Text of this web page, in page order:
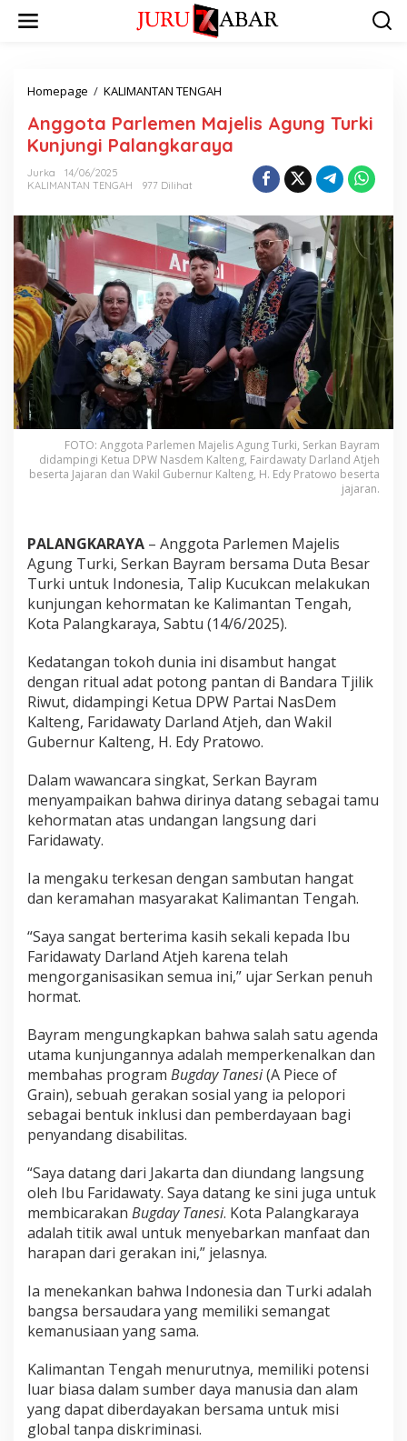
Homepage / KALIMANTAN TENGAH
Anggota Parlemen Majelis Agung Turki
Kunjungi Palangkaraya
Jurka
14/06/2025
KALIMANTAN TENGAH
977 Dilihat
FOTO: Anggota Parlemen Majelis Agung Turki, Serkan Bayram
didampingi Ketua DPW Nasdem Kalteng, Fairdawaty Darland Atjeh
beserta Jajaran dan Wakil Gubernur Kalteng, H. Edy Pratowo beserta
jajaran.
PALANGKARAYA – Anggota Parlemen Majelis
Agung Turki, Serkan Bayram bersama Duta Besar
Turki untuk Indonesia, Talip Kucukcan melakukan
kunjungan kehormatan ke Kalimantan Tengah,
Kota Palangkaraya, Sabtu (14/6/2025).
Kedatangan tokoh dunia ini disambut hangat
dengan ritual adat potong pantan di Bandara Tjilik
Riwut, didampingi Ketua DPW Partai NasDem
Kalteng, Faridawaty Darland Atjeh, dan Wakil
Gubernur Kalteng, H. Edy Pratowo.
Dalam wawancara singkat, Serkan Bayram
menyampaikan bahwa dirinya datang sebagai tamu
kehormatan atas undangan langsung dari
Faridawaty.
Ia mengaku terkesan dengan sambutan hangat
dan keramahan masyarakat Kalimantan Tengah.
“Saya sangat berterima kasih sekali kepada Ibu
Faridawaty Darland Atjeh karena telah
mengorganisasikan semua ini,” ujar Serkan penuh
hormat.
Bayram mengungkapkan bahwa salah satu agenda
utama kunjungannya adalah memperkenalkan dan
membahas program Bugday Tanesi(A Piece of
Grain), sebuah gerakan sosial yang ia pelopori
sebagai bentuk inklusi dan pemberdayaan bagi
penyandang disabilitas.
“Saya datang dari Jakarta dan diundang langsung
oleh Ibu Faridawaty. Saya datang ke sini juga untuk
membicarakan Bugday Tanesi. Kota Palangkaraya
adalah titik awal untuk menyebarkan manfaat dan
harapan dari gerakan ini,” jelasnya.
Ia menekankan bahwa Indonesia dan Turki adalah
bangsa bersaudara yang memiliki semangat
kemanusiaan yang sama.
Kalimantan Tengah menurutnya, memiliki potensi
luar biasa dalam sumber daya manusia dan alam
yang dapat diberdayakan bersama untuk misi
global tanpa diskriminasi.